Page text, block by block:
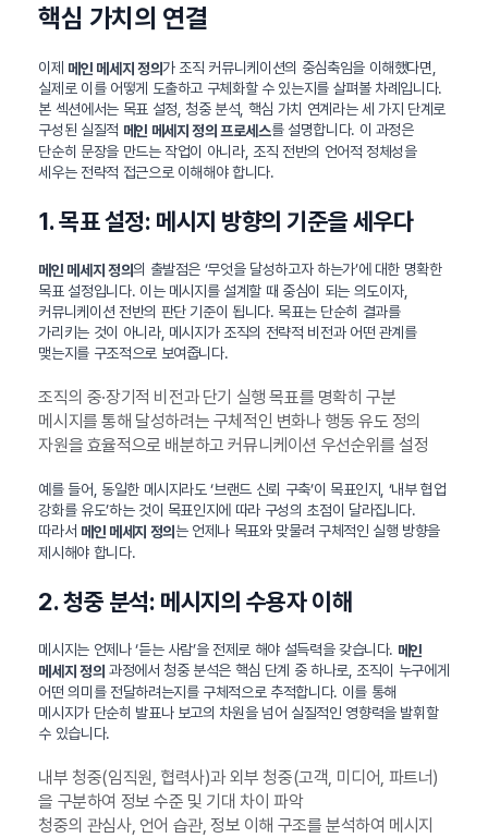
핵심 가치의 연결
이제 메인 메세지 정의가 조직 커뮤니케이션의 중심축임을 이해했다면,
실제로 이를 어떻게 도출하고 구체화할 수 있는지를 살펴볼 차례입니다.
본 섹션에서는 목표 설정, 청중 분석, 핵심 가치 연계라는 세 가지 단계로
구성된 실질적 메인 메세지 정의 프로세스를 설명합니다. 이 과정은
단순히 문장을 만드는 작업이 아니라, 조직 전반의 언어적 정체성을
세우는 전략적 접근으로 이해해야 합니다.
1. 목표 설정: 메시지 방향의 기준을 세우다
메인 메세지 정의의 출발점은 ‘무엇을 달성하고자 하는가’에 대한 명확한
목표 설정입니다. 이는 메시지를 설계할 때 중심이 되는 의도이자,
커뮤니케이션 전반의 판단 기준이 됩니다. 목표는 단순히 결과를
가리키는 것이 아니라, 메시지가 조직의 전략적 비전과 어떤 관계를
맺는지를 구조적으로 보여줍니다.
조직의 중·장기적 비전과 단기 실행 목표를 명확히 구분
메시지를 통해 달성하려는 구체적인 변화나 행동 유도 정의
자원을 효율적으로 배분하고 커뮤니케이션 우선순위를 설정
예를 들어, 동일한 메시지라도 ‘브랜드 신뢰 구축’이 목표인지, ‘내부 협업
강화를 유도’하는 것이 목표인지에 따라 구성의 초점이 달라집니다.
따라서 메인 메세지 정의 는 언제나 목표와 맞물려 구체적인 실행 방향을
제시해야 합니다.
2. 청중 분석: 메시지의 수용자 이해
메시지는 언제나 ‘듣는 사람’을 전제로 해야 설득력을 갖습니다. 메인
메세지 정의 과정에서 청중 분석은 핵심 단계 중 하나로, 조직이 누구에게
어떤 의미를 전달하려는지를 구체적으로 추적합니다. 이를 통해
메시지가 단순히 발표나 보고의 차원을 넘어 실질적인 영향력을 발휘할
수 있습니다.
내부 청중(임직원, 협력사)과 외부 청중(고객, 미디어, 파트너)
을 구분하여 정보 수준 및 기대 차이 파악
청중의 관심사, 언어 습관, 정보 이해 구조를 분석하여 메시지